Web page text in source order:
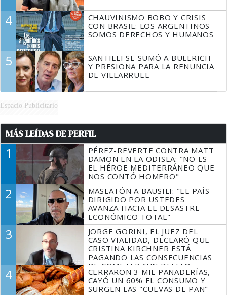
4
CHAUVINISMO BOBO Y CRISIS
CON BRASIL: LOS ARGENTINOS
SOMOS DERECHOS Y HUMANOS
5
SANTILLI SE SUMÓ A BULLRICH
Y PRESIONA PARA LA RENUNCIA
DE VILLARRUEL
Espacio Publicitario
MÁS LEÍDAS DE PERFIL
1
PÉREZ-REVERTE CONTRA MATT
DAMON EN LA ODISEA: "NO ES
EL HÉROE MEDITERRÁNEO QUE
NOS CONTÓ HOMERO"
2
MASLATÓN A BAUSILI: "EL PAÍS
DIRIGIDO POR USTEDES
AVANZA HACIA EL DESASTRE
ECONÓMICO TOTAL"
3
JORGE GORINI, EL JUEZ DEL
CASO VIALIDAD, DECLARÓ QUE
CRISTINA KIRCHNER ESTÁ
PAGANDO LAS CONSECUENCIAS
DE COMETER "UN DELITO
COMPROBADO"
4
CERRARON 3 MIL PANADERÍAS,
CAYÓ UN 60% EL CONSUMO Y
SURGEN LAS "CUEVAS DE PAN"